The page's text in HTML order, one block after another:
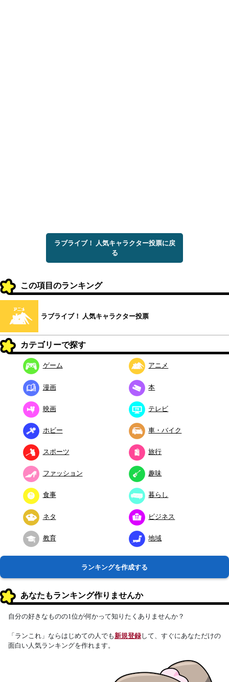
ラブライブ！ 人気キャラクター投票に戻
る
この項目のランキング
ラブライブ！ 人気キャラクター投票
カテゴリーで探す
ゲーム アニメ
漫画 本
映画 テレビ
ホビー 車・バイク
スポーツ 旅行
ファッション 趣味
食事 暮らし
ネタ ビジネス
教育 地域
ランキングを作成する
あなたもランキング作りませんか
自分の好きなものの1位が何かって知りたくありませんか？
「ランこれ」ならはじめての人でも新規登録して、すぐにあなただけの
面白い人気ランキングを作れます。